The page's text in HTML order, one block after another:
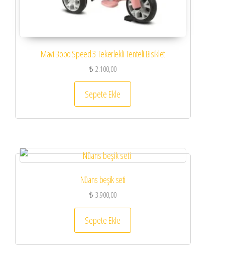
Mavi Bobo Speed 3 Tekerlekli Tenteli Bisiklet
₺2.100,00
Sepete Ekle
Nüans beşik seti
₺3.900,00
Sepete Ekle